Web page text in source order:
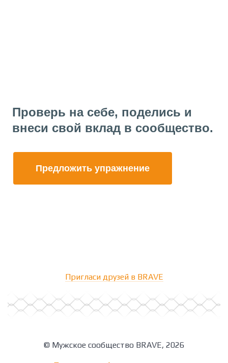
Проверь на себе, поделись и
внеси свой вклад в сообщество.
Предложить упражнение
Пригласи друзей в BRAVE
© Мужское сообщество BRAVE, 2026